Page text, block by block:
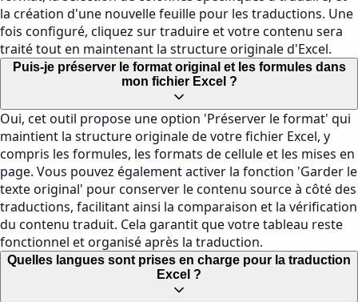
la création d'une nouvelle feuille pour les traductions. Une
fois configuré, cliquez sur traduire et votre contenu sera
traité tout en maintenant la structure originale d'Excel.
Puis-je préserver le format original et les formules dans
mon fichier Excel ?
Oui, cet outil propose une option 'Préserver le format' qui
maintient la structure originale de votre fichier Excel, y
compris les formules, les formats de cellule et les mises en
page. Vous pouvez également activer la fonction 'Garder le
texte original' pour conserver le contenu source à côté des
traductions, facilitant ainsi la comparaison et la vérification
du contenu traduit. Cela garantit que votre tableau reste
fonctionnel et organisé après la traduction.
Quelles langues sont prises en charge pour la traduction
Excel ?